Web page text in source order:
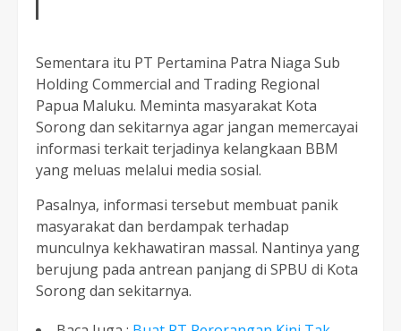
Sementara itu PT Pertamina Patra Niaga Sub
Holding Commercial and Trading Regional
Papua Maluku. Meminta masyarakat Kota
Sorong dan sekitarnya agar jangan memercayai
informasi terkait terjadinya kelangkaan BBM
yang meluas melalui media sosial.
Pasalnya, informasi tersebut membuat panik
masyarakat dan berdampak terhadap
munculnya kekhawatiran massal. Nantinya yang
berujung pada antrean panjang di SPBU di Kota
Sorong dan sekitarnya.